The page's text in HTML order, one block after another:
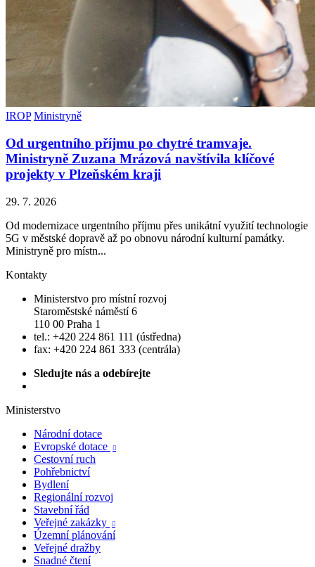
IROP Ministryně
Od urgentního příjmu po chytré tramvaje.
Ministryně Zuzana Mrázová navštívila klíčové
projekty v Plzeňském kraji
29. 7. 2026
Od modernizace urgentního příjmu přes unikátní využití technologie
5G v městské dopravě až po obnovu národní kulturní památky.
Ministryně pro místn...
Kontakty
Ministerstvo pro místní rozvoj
Staroměstské náměstí 6
110 00 Praha 1
tel.: +420 224 861 111 (ústředna)
fax: +420 224 861 333 (centrála)
Sledujte nás a odebírejte
Ministerstvo
Národní dotace
Evropské dotace

Cestovní ruch
Pohřebnictví
Bydlení
Regionální rozvoj
Stavební řád
Veřejné zakázky

Územní plánování
Veřejné dražby
Snadné čtení